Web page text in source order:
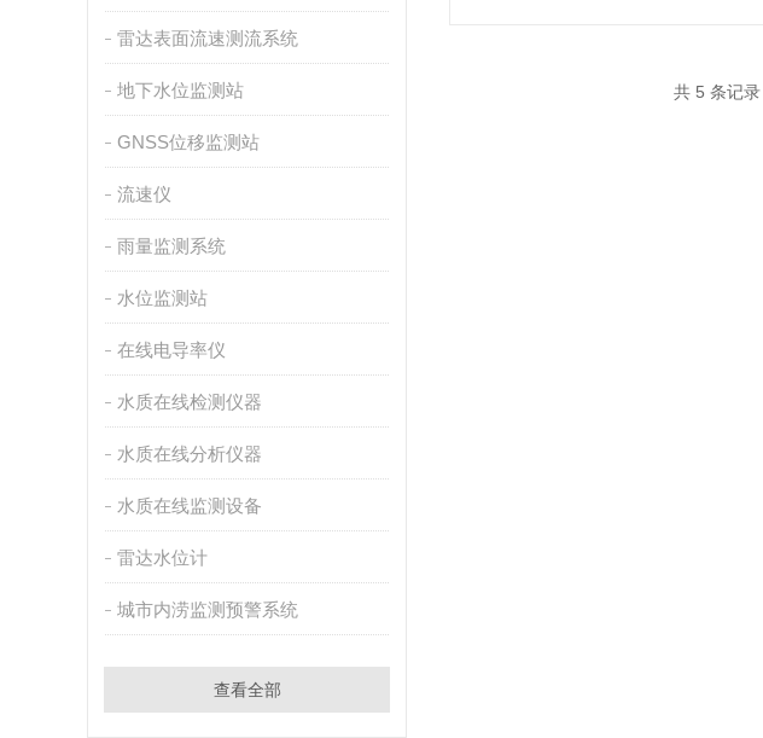
雷达表面流速测流系统
地下水位监测站
GNSS位移监测站
流速仪
雨量监测系统
水位监测站
在线电导率仪
水质在线检测仪器
水质在线分析仪器
水质在线监测设备
雷达水位计
城市内涝监测预警系统
查看全部
共 5 条记